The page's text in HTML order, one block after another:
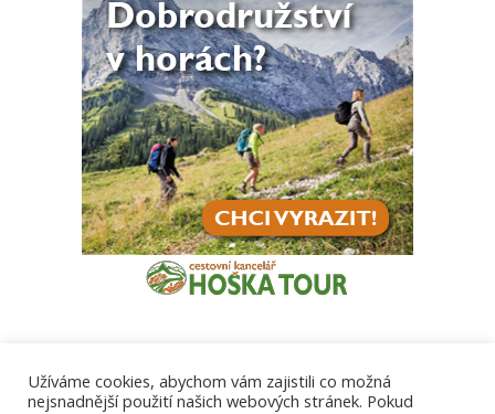
Užíváme cookies, abychom vám zajistili co možná
nejsnadnější použití našich webových stránek. Pokud